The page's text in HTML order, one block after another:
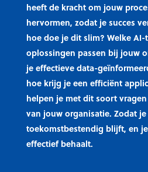
heeft de kracht om jouw
hervormen, zodat je succes
hoe doe je dit slim? Welke
oplossingen passen bij jouw
je effectieve data-
hoe krijg je een efficiënt
helpen je met dit soort
van jouw organisatie. Zodat
toekomstbestendig blijft, en
effectief behaalt.